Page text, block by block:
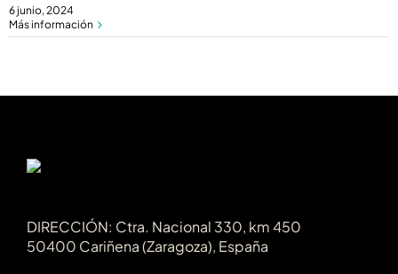
6 junio, 2024
Más información
DIRECCIÓN: Ctra. Nacional 330, km 450
50400 Cariñena (Zaragoza), España